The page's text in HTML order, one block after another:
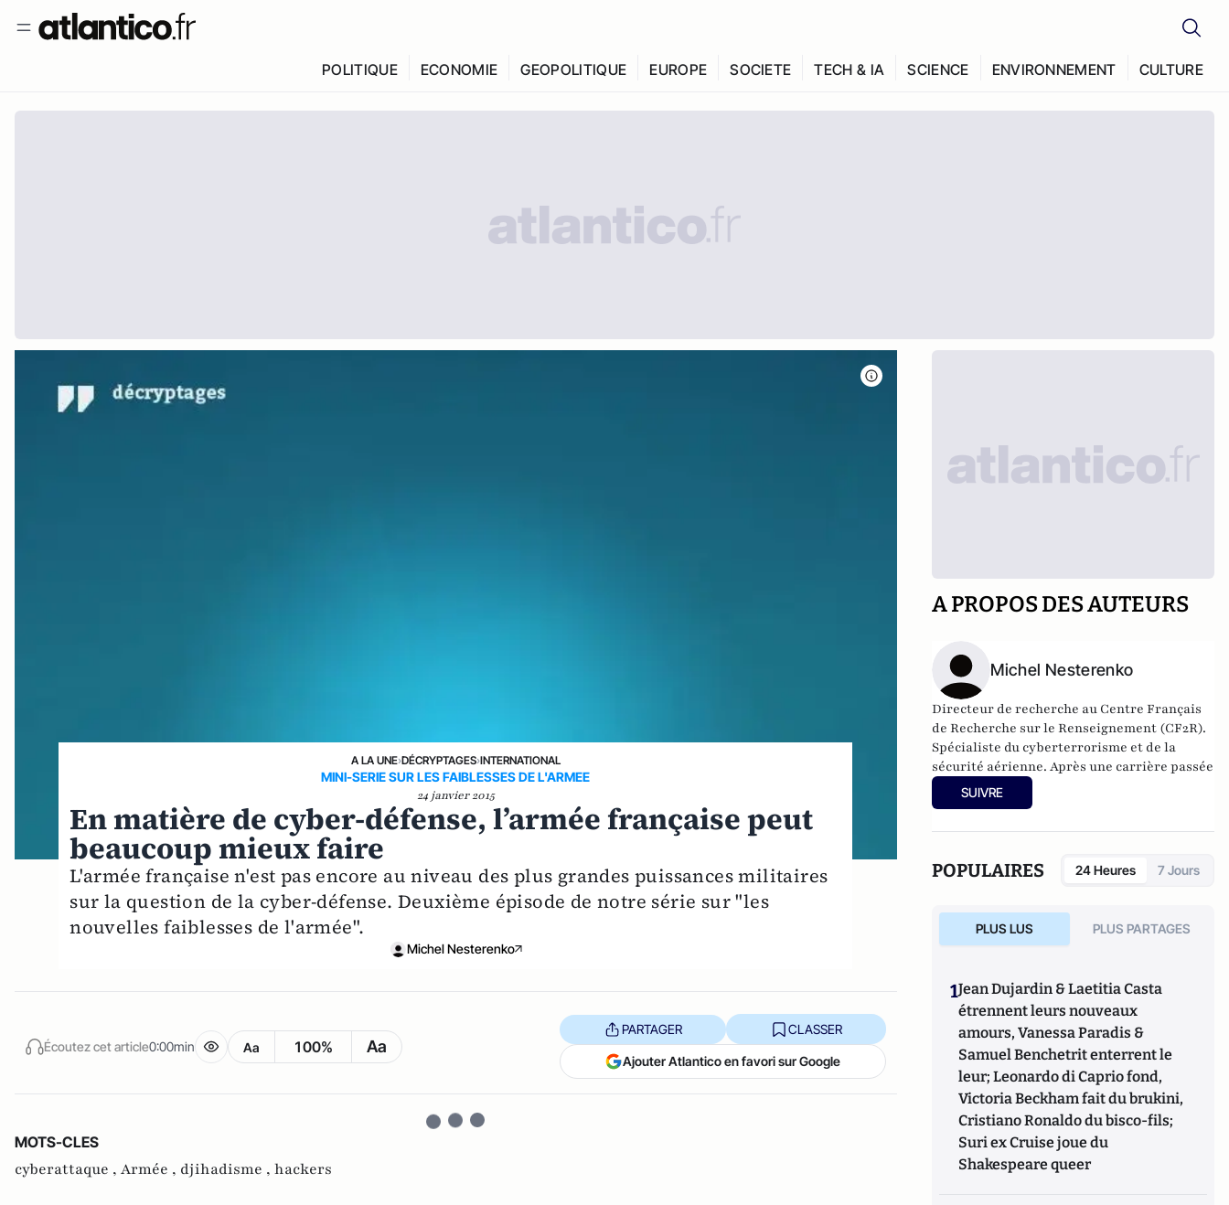
POLITIQUE ECONOMIE GEOPOLITIQUE EUROPE SOCIETE TECH & IA SCIENCE ENVIRONNEMENT CULTURE
A LA UNE›DÉCRYPTAGES›INTERNATIONAL
MINI-SERIE SUR LES FAIBLESSES DE L'ARMEE
24 janvier 2015
En matière de cyber-défense, l’armée française peut
beaucoup mieux faire
L'armée française n'est pas encore au niveau des plus grandes puissances militaires
sur la question de la cyber-défense. Deuxième épisode de notre série sur "les
nouvelles faiblesses de l'armée".
Michel Nesterenko
Écoutez cet article0:00min Aa 100% Aa
PARTAGER CLASSER
Ajouter Atlantico en favori sur Google
MOTS-CLES
cyberattaque , Armée , djihadisme , hackers
A PROPOS DES AUTEURS
Michel Nesterenko
Directeur de recherche au Centre Français
de Recherche sur le Renseignement (CF2R).
Spécialiste du cyberterrorisme et de la
sécurité aérienne. Après une carrière passée
dans plusieurs grandes entreprises du
transport aérien, il devient consultant et
SUIVRE
POPULAIRES 24 Heures 7 Jours
PLUS LUS PLUS PARTAGES
1Jean Dujardin & Laetitia Casta
étrennent leurs nouveaux
amours, Vanessa Paradis &
Samuel Benchetrit enterrent le
leur; Leonardo di Caprio fond,
Victoria Beckham fait du brukini,
Cristiano Ronaldo du bisco-fils;
Suri ex Cruise joue du
Shakespeare queer